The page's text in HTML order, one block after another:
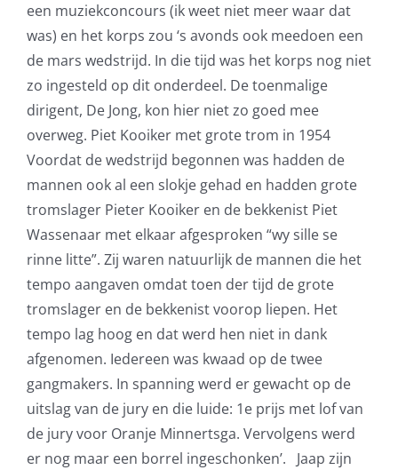
een muziekconcours (ik weet niet meer waar dat
was) en het korps zou ‘s avonds ook meedoen een
de mars wedstrijd. In die tijd was het korps nog niet
zo ingesteld op dit onderdeel. De toenmalige
dirigent, De Jong, kon hier niet zo goed mee
overweg. Piet Kooiker met grote trom in 1954
Voordat de wedstrijd begonnen was hadden de
mannen ook al een slokje gehad en hadden grote
tromslager Pieter Kooiker en de bekkenist Piet
Wassenaar met elkaar afgesproken “wy sille se
rinne litte”. Zij waren natuurlijk de mannen die het
tempo aangaven omdat toen der tijd de grote
tromslager en de bekkenist voorop liepen. Het
tempo lag hoog en dat werd hen niet in dank
afgenomen. Iedereen was kwaad op de twee
gangmakers. In spanning werd er gewacht op de
uitslag van de jury en die luide: 1e prijs met lof van
de jury voor Oranje Minnertsga. Vervolgens werd
er nog maar een borrel ingeschonken’. Jaap zijn